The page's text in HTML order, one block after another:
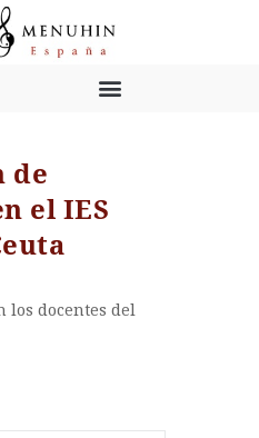
de
el IES
los docentes del